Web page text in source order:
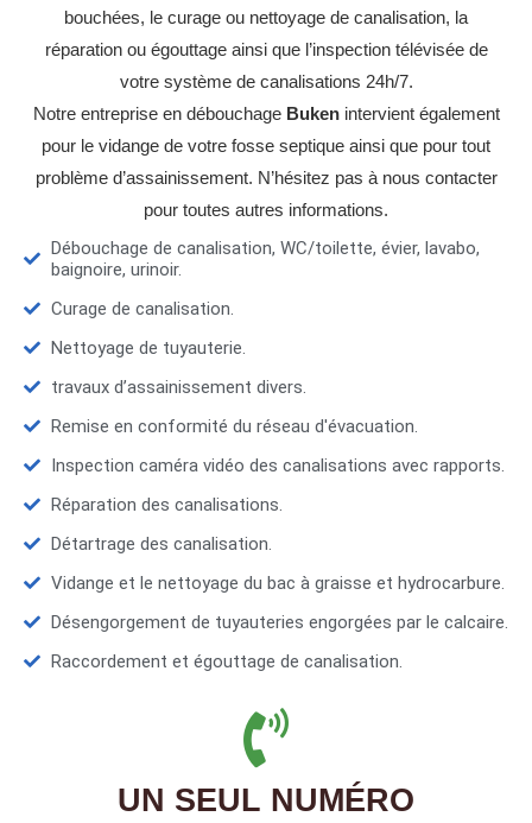
bouchées, le curage ou nettoyage de canalisation, la
réparation ou égouttage ainsi que l’inspection télévisée de
votre système de canalisations 24h/7.
Notre entreprise en débouchage Bukenintervient également
pour le vidange de votre fosse septique ainsi que pour tout
problème d’assainissement. N’hésitez pas à nous contacter
pour toutes autres informations.
Débouchage de canalisation, WC/toilette, évier, lavabo,
baignoire, urinoir.
Curage de canalisation.
Nettoyage de tuyauterie.
travaux d’assainissement divers.
Remise en conformité du réseau d'évacuation.
Inspection caméra vidéo des canalisations avec rapports.
Réparation des canalisations.
Détartrage des canalisation.
Vidange et le nettoyage du bac à graisse et hydrocarbure.
Désengorgement de tuyauteries engorgées par le calcaire.
Raccordement et égouttage de canalisation.
UN SEUL NUMÉRO